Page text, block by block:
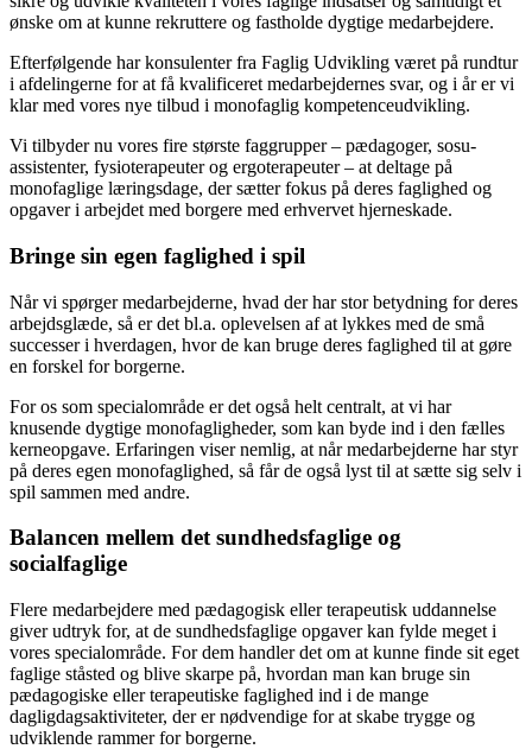
ønske om at kunne rekruttere og fastholde dygtige medarbejdere.
Efterfølgende har konsulenter fra Faglig Udvikling været på rundtur
i afdelingerne for at få kvalificeret medarbejdernes svar, og i år er vi
klar med vores nye tilbud i monofaglig kompetenceudvikling.
Vi tilbyder nu vores fire største faggrupper – pædagoger, sosu-
assistenter, fysioterapeuter og ergoterapeuter – at deltage på
monofaglige læringsdage, der sætter fokus på deres faglighed og
opgaver i arbejdet med borgere med erhvervet hjerneskade.
Bringe sin egen faglighed i spil
Når vi spørger medarbejderne, hvad der har stor betydning for deres
arbejdsglæde, så er det bl.a. oplevelsen af at lykkes med de små
successer i hverdagen, hvor de kan bruge deres faglighed til at gøre
en forskel for borgerne.
For os som specialområde er det også helt centralt, at vi har
knusende dygtige monofagligheder, som kan byde ind i den fælles
kerneopgave. Erfaringen viser nemlig, at når medarbejderne har styr
på deres egen monofaglighed, så får de også lyst til at sætte sig selv i
spil sammen med andre.
Balancen mellem det sundhedsfaglige og
socialfaglige
Flere medarbejdere med pædagogisk eller terapeutisk uddannelse
giver udtryk for, at de sundhedsfaglige opgaver kan fylde meget i
vores specialområde. For dem handler det om at kunne finde sit eget
faglige ståsted og blive skarpe på, hvordan man kan bruge sin
pædagogiske eller terapeutiske faglighed ind i de mange
dagligdagsaktiviteter, der er nødvendige for at skabe trygge og
udviklende rammer for borgerne.